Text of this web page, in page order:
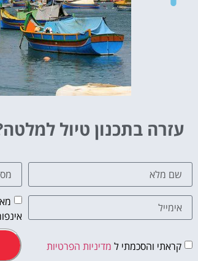
עזרה בתכנון טיול
קראתי והסכמתי ל מדיניות הפרטיות